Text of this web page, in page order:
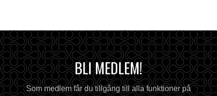
BLI MEDLEM!
Som medlem får du tillgång till alla funktioner på